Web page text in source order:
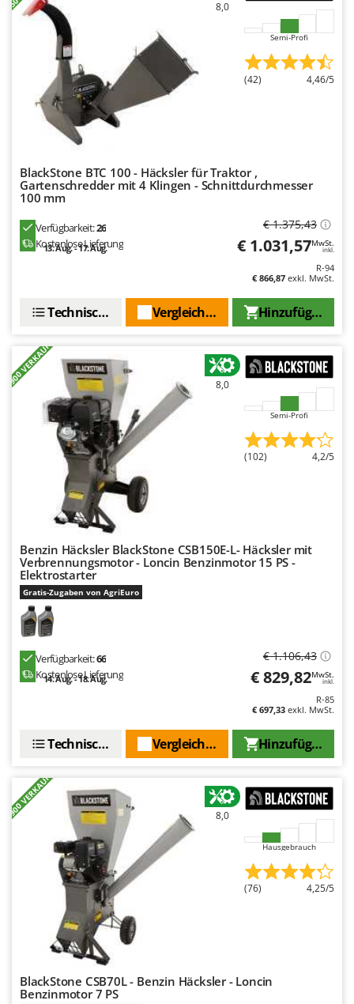
WIDU
Wiper EcoRobot
Wolf Garten
Wortex
Worx
Yard Force
Z
Zanon
ZGrills
8,0
Semi-Profi
(42) 4,46/5
BlackStone BTC 100 - Häcksler für Traktor ,
Gartenschredder mit 4 Klingen - Schnittdurchmesser
100 mm
Verfügbarkeit:26
Kostenlose Lieferung
13. Aug. - 17. Aug.
€ 1.375,43
€ 1.031,57MwSt.
inkl.
R-94
€ 866,87 exkl. MwSt.
Hinzufügen
Vergleichen Sie
Technische Daten
+900 VERKAUFT 8,0
Semi-Profi
(102) 4,2/5
Benzin Häcksler BlackStone CSB150E-L- Häcksler mit
Verbrennungsmotor - Loncin Benzinmotor 15 PS -
Elektrostarter
Gratis-Zugaben von AgriEuro
Verfügbarkeit:66
Kostenlose Lieferung
14. Aug. - 18. Aug.
€ 1.106,43
€ 829,82MwSt.
inkl.
R-85
€ 697,33 exkl. MwSt.
Hinzufügen
Vergleichen Sie
Technische Daten
+900 VERKAUFT 8,0
Hausgebrauch
(76) 4,25/5
BlackStone CSB70L - Benzin Häcksler - Loncin
Benzinmotor 7 PS